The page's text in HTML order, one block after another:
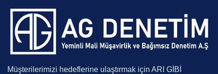
Müşterilerimizi hedeflerine ulaştırmak için ARI GİBİ